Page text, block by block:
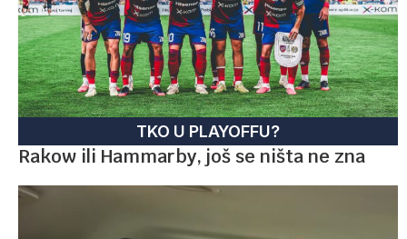
TKO U PLAYOFFU?
Rakow ili Hammarby, još se ništa ne zna